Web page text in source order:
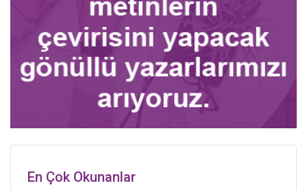
En Çok Okunanlar